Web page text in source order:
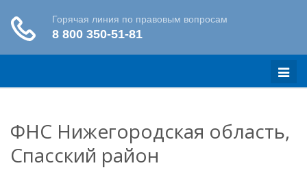
Меню
ФНС Нижегородская область,
Спасский район